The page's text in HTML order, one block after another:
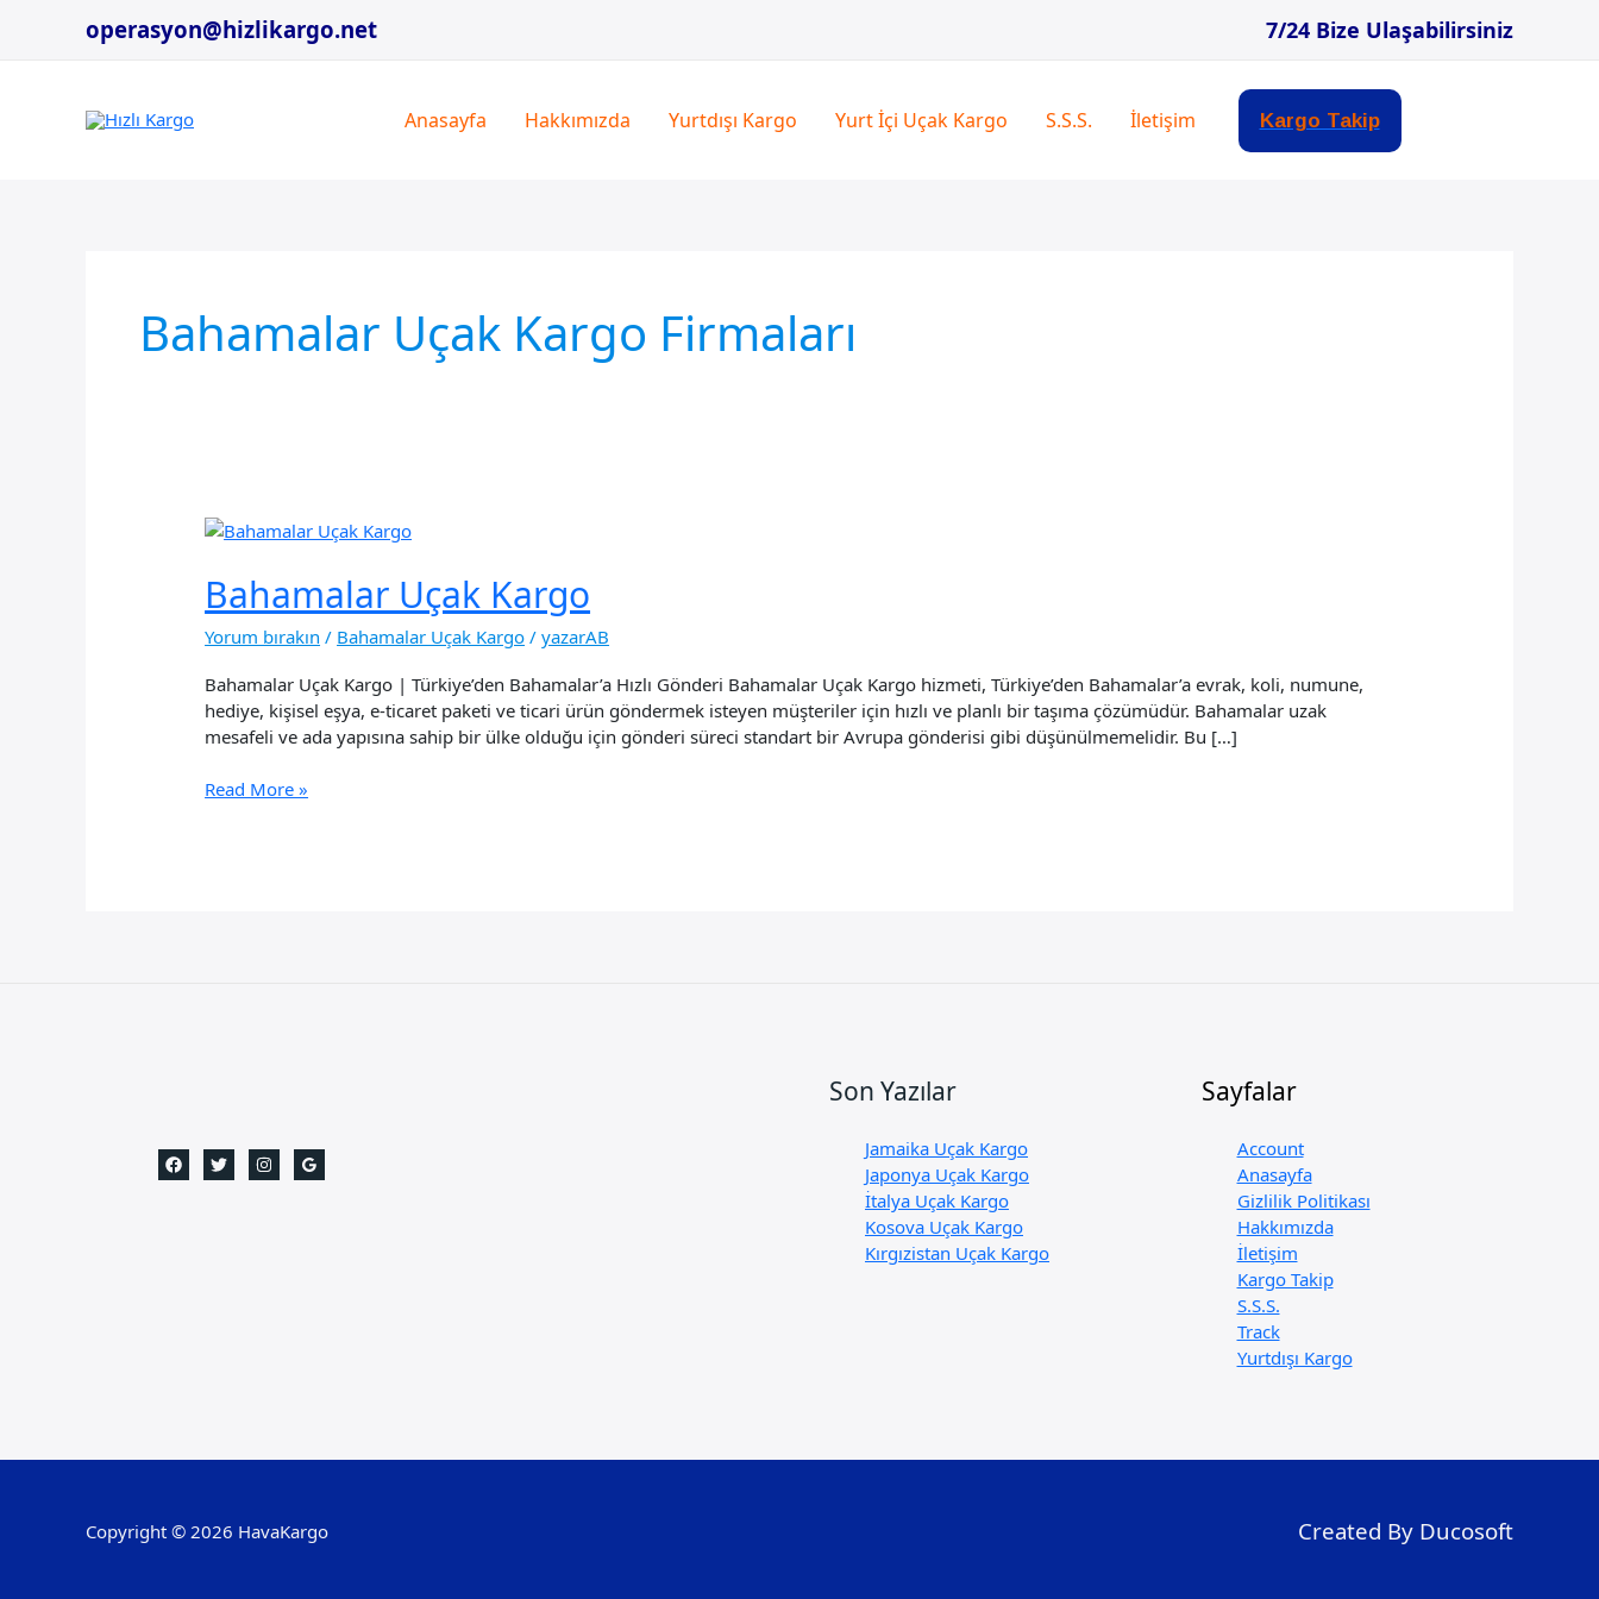
operasyon@hizlikargo.net 7/24 Bize Ulaşabilirsiniz
Anasayfa Hakkımızda Yurtdışı Kargo Yurt İçi Uçak Kargo S.S.S. İletişim Kargo Takip
Bahamalar Uçak Kargo Firmaları
Bahamalar Uçak Kargo
Yorum bırakın / Bahamalar Uçak Kargo /yazarAB
Bahamalar Uçak Kargo | Türkiye’den Bahamalar’a Hızlı Gönderi Bahamalar Uçak Kargo hizmeti, Türkiye’den Bahamalar’a evrak, koli, numune,
hediye, kişisel eşya, e-ticaret paketi ve ticari ürün göndermek isteyen müşteriler için hızlı ve planlı bir taşıma çözümüdür. Bahamalar uzak
mesafeli ve ada yapısına sahip bir ülke olduğu için gönderi süreci standart bir Avrupa gönderisi gibi düşünülmemelidir. Bu […]
Bahamalar
Read More »
Son Yazılar
Jamaika Uçak Kargo
Japonya Uçak Kargo
İtalya Uçak Kargo
Kosova Uçak Kargo
Kırgızistan Uçak Kargo
Sayfalar
Account
Anasayfa
Gizlilik Politikası
Hakkımızda
İletişim
Kargo Takip
S.S.S.
Track
Yurtdışı Kargo
Copyright © 2026 HavaKargo Created By Ducosoft